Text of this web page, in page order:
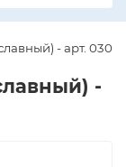
- арт. 03095
-